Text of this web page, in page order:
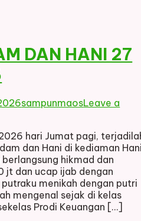
DAN HANI 27
sampunmaosLeave a
hari Jumat pagi,
dan Hani di kediaman
hikmad dan
jt dan ucap ijab dengan
menikah dengan putri
mengenal sejak di kelas
Prodi Keuangan […]